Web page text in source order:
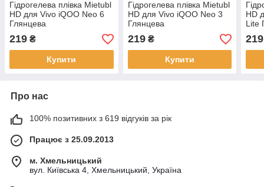
Гідрогелева плівка Mietubl
HD для Vivo iQOO Neo 6
Глянцева
219 ₴
Купити
Гідрогелева плівка Mietubl
HD для Vivo iQOO Neo 3
Глянцева
219₴
Купити
HD
Lite
219
Про нас
100% позитивних з 619 відгуків за рік
Працює з 25.09.2013
м. Хмельницький
вул. Київська 4, Хмельницький, Україна